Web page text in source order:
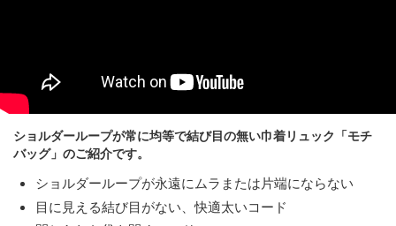
ショルダーループが常に均等で結び目の無い巾着リュック「モチ
バッグ」のご紹介です。
ショルダーループが永遠にムラまたは片端にならない
目に見える結び目がない、快適太いコード